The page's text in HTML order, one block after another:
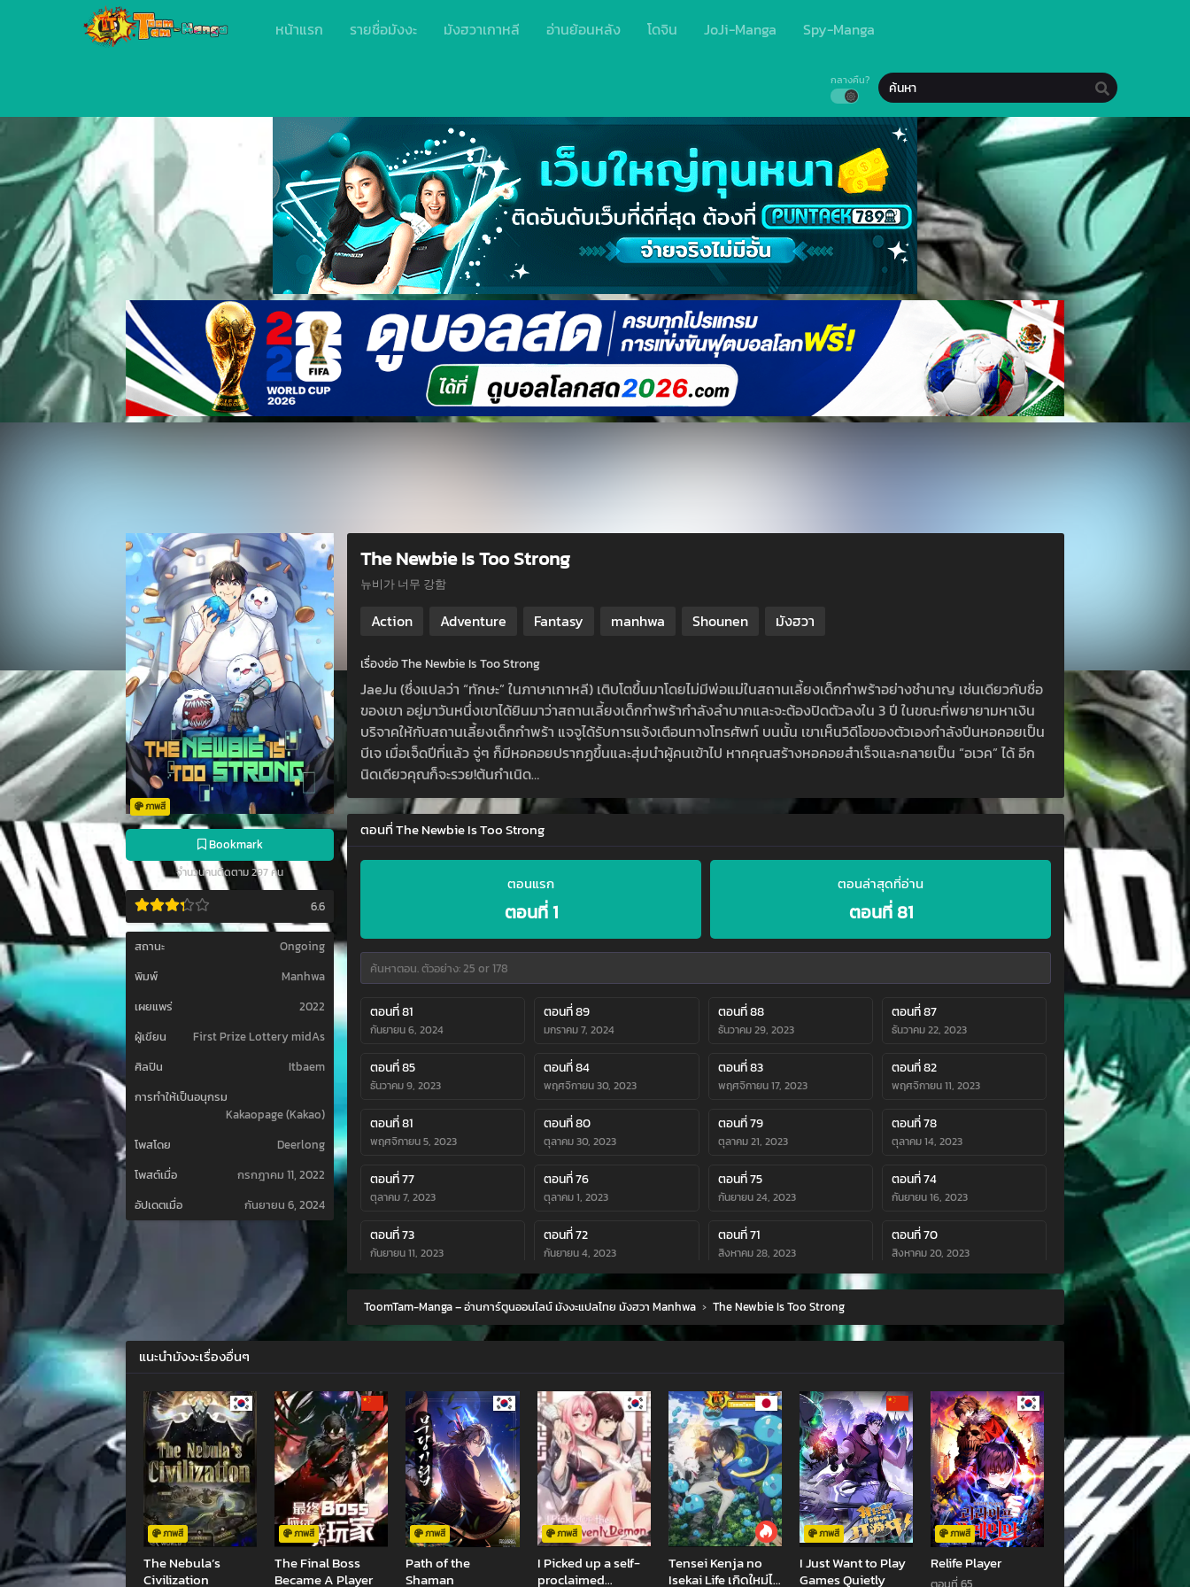
หน้าแรก รายชื่อมังงะ มังฮวาเกาหลี อ่านย้อนหลัง โดจิน JoJi-Manga Spy-Manga
กลางคืน?
ภาพสี
Bookmark
จำนวนคนติดตาม 297 คน
6.6
สถานะ
Ongoing
พิมพ์
Manhwa
เผยแพร่
2022
ผู้เขียน
First Prize Lottery midAs
ศิลปิน
Itbaem
การทำให้เป็นอนุกรม
Kakaopage (Kakao)
โพสโดย
Deerlong
โพสต์เมื่อ
กรกฎาคม 11, 2022
อัปเดตเมื่อ
กันยายน 6, 2024
The Newbie Is Too Strong
뉴비가 너무 강함
Action Adventure Fantasy manhwa Shounen มังฮวา
เรื่องย่อ The Newbie Is Too Strong
JaeJu (ซึ่งแปลว่า “ทักษะ” ในภาษาเกาหลี) เติบโตขึ้นมาโดยไม่มีพ่อแม่ในสถานเลี้ยงเด็กกำพร้าอย่างชำนาญ เช่นเดียวกับชื่อ
ของเขา อยู่มาวันหนึ่งเขาได้ยินมาว่าสถานเลี้ยงเด็กกำพร้ากำลังลำบากและจะต้องปิดตัวลงใน 3 ปี ในขณะที่พยายามหาเงิน
บริจาคให้กับสถานเลี้ยงเด็กกำพร้า แจจูได้รับการแจ้งเตือนทางโทรศัพท์ บนนั้น เขาเห็นวิดีโอของตัวเองกำลังปีนหอคอยเป็น
บีเจ เมื่อเจ็ดปีที่แล้ว จู่ๆ ก็มีหอคอยปรากฏขึ้นและสุ่มนำผู้คนเข้าไป หากคุณสร้างหอคอยสำเร็จและกลายเป็น “อเวค” ได้ อีก
นิดเดียวคุณก็จะรวย!ต้นกำเนิด…
ตอนที่ The Newbie Is Too Strong
ตอนแรก
ตอนที่ 1
ตอนล่าสุดที่อ่าน
ตอนที่ 81
ตอนที่ 81
กันยายน 6, 2024
ตอนที่ 89
มกราคม 7, 2024
ตอนที่ 88
ธันวาคม 29, 2023
ตอนที่ 87
ธันวาคม 22, 2023
ตอนที่ 85
ธันวาคม 9, 2023
ตอนที่ 84
พฤศจิกายน 30, 2023
ตอนที่ 83
พฤศจิกายน 17, 2023
ตอนที่ 82
พฤศจิกายน 11, 2023
ตอนที่ 81
พฤศจิกายน 5, 2023
ตอนที่ 80
ตุลาคม 30, 2023
ตอนที่ 79
ตุลาคม 21, 2023
ตอนที่ 78
ตุลาคม 14, 2023
ตอนที่ 77
ตุลาคม 7, 2023
ตอนที่ 76
ตุลาคม 1, 2023
ตอนที่ 75
กันยายน 24, 2023
ตอนที่ 74
กันยายน 16, 2023
ตอนที่ 73
กันยายน 11, 2023
ตอนที่ 72
กันยายน 4, 2023
ตอนที่ 71
สิงหาคม 28, 2023
ตอนที่ 70
สิงหาคม 20, 2023
ตอนที่ 69
สิงหาคม 18, 2023
ตอนที่ 68
สิงหาคม 17, 2023
ตอนที่ 67
สิงหาคม 16, 2023
ตอนที่ 66
ตอนที่ 65 ตอนที่ 64 ตอนที่ 63 ตอนที่ 62
ตอนที่ 61
มิถุนายน 16, 2023
ตอนที่ 60
มิถุนายน 16, 2023
ตอนที่ 59
มิถุนายน 1, 2023
ตอนที่ 58
พฤษภาคม 24, 2023
ตอนที่ 57
พฤษภาคม 16, 2023
ตอนที่ 56
พฤษภาคม 8, 2023
ตอนที่ 55
พฤษภาคม 7, 2023
ตอนที่ 54
เมษายน 20, 2023
ตอนที่ 53
เมษายน 14, 2023
ตอนที่ 52
เมษายน 6, 2023
ตอนที่ 51
มีนาคม 31, 2023
ตอนที่ 50
มีนาคม 26, 2023
ตอนที่ 49 ตอนที่ 48 ตอนที่ 47 ตอนที่ 46
ToomTam-Manga – อ่านการ์ตูนออนไลน์ มังงะแปลไทย มังฮวา Manhwa › The Newbie Is Too Strong
แนะนำมังงะเรื่องอื่นๆ
ภาพสี
The Nebula’s
Civilization
ภาพสี
The Final Boss
Became A Player
ภาพสี
Path of the
Shaman
ภาพสี
I Picked up a self-
proclaimed
Tensei Kenja no
Isekai Life เกิดใหม่ไป
ภาพสี
I Just Want to Play
Games Quietly
ภาพสี
Relife Player
ตอนที่ 65